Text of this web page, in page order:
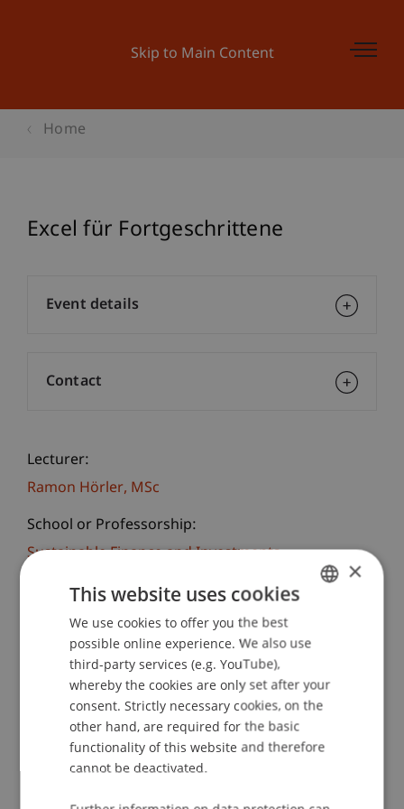
Skip to Main Content
Home
Excel für Fortgeschrittene
Lecturer:
Ramon Hörler MSc
School or Professorship:
Sustainable Finance and Investments
Registration
Die Zielsetzung dieses Kursangebotes besteht in
einer sehr praxisorientierten Vermittlung der
Anwendungen im Tabellenkalkulationsprogramm
Excel. Ein besonderer Fokus liegt dabei auf dem
Einsatz von Formeln, die häufig im Alltag benötigt
werden. Daran angeknüpft werden
Event details
Contact
ENGLISH
×
This website uses cookies
We use cookies to offer you the best
possible online experience. We also use
third-party services (e.g. YouTube),
whereby the cookies are only set after your
consent. Strictly necessary cookies, on the
other hand, are required for the basic
functionality of this website and therefore
cannot be deactivated.